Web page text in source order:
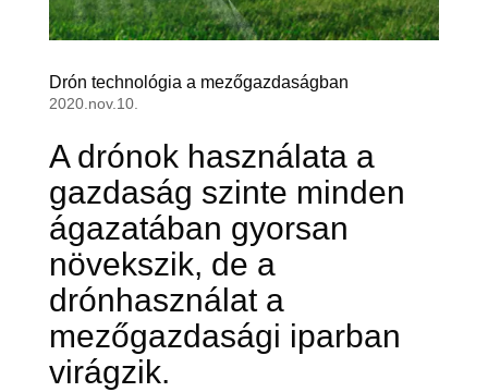
Drón technológia a mezőgazdaságban
2020.nov.10.
A drónok használata a
gazdaság szinte minden
ágazatában gyorsan
növekszik, de a
drónhasználat a
mezőgazdasági iparban
virágzik.